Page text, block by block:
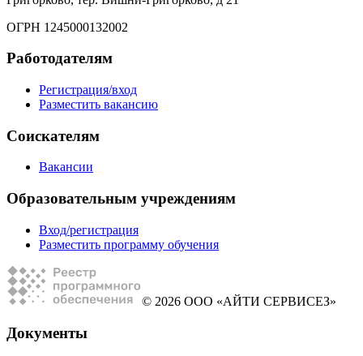
ОГРН 1245000132002
Работодателям
Регистрация/вход
Разместить вакансию
Соискателям
Вакансии
Образовательным учреждениям
Вход/регистрация
Разместить программу обучения
© 2026 ООО «АЙТИ СЕРВИСЕЗ»
Документы